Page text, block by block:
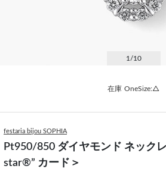
1 /10
在庫 OneSize:△
festaria bijou SOPHIA
Pt950/850 ダイヤモンド ネック
star®” カード＞